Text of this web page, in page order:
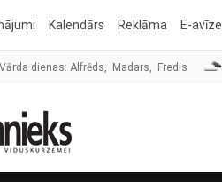
Kalendārs Reklāma E-avīze
Vārda dienas: Alfrēds, Madars, Fredis